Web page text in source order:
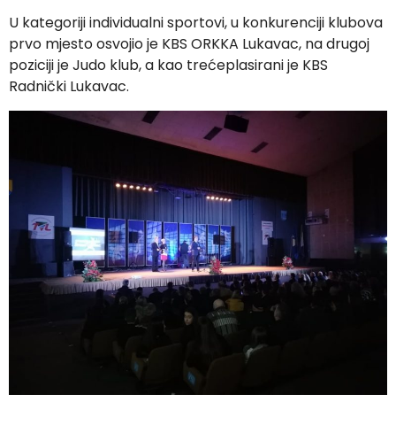
U kategoriji individualni sportovi, u konkurenciji klubova
prvo mjesto osvojio je KBS ORKKA Lukavac, na drugoj
poziciji je Judo klub, a kao trećeplasirani je KBS
Radnički Lukavac.